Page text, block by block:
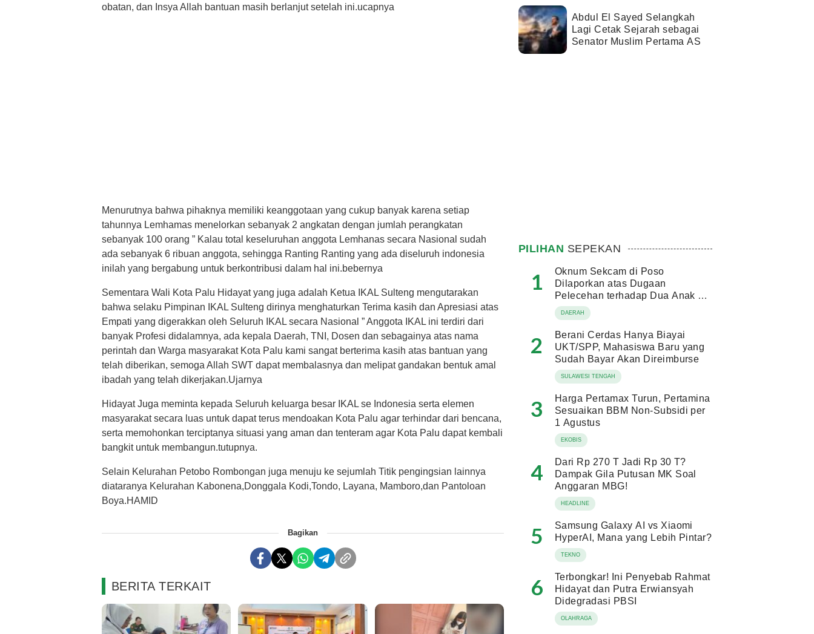
obatan, dan Insya Allah bantuan masih berlanjut setelah ini.ucapnya
Menurutnya bahwa pihaknya memiliki keanggotaan yang cukup banyak karena setiap
tahunnya Lemhamas menelorkan sebanyak 2 angkatan dengan jumlah perangkatan
sebanyak 100 orang ” Kalau total keseluruhan anggota Lemhanas secara Nasional sudah
ada sebanyak 6 ribuan anggota, sehingga Ranting Ranting yang ada diseluruh indonesia
inilah yang bergabung untuk berkontribusi dalam hal ini.bebernya
Sementara Wali Kota Palu Hidayat yang juga adalah Ketua IKAL Sulteng mengutarakan
bahwa selaku Pimpinan IKAL Sulteng dirinya menghaturkan Terima kasih dan Apresiasi atas
Empati yang digerakkan oleh Seluruh IKAL secara Nasional ” Anggota IKAL ini terdiri dari
banyak Profesi didalamnya, ada kepala Daerah, TNI, Dosen dan sebagainya atas nama
perintah dan Warga masyarakat Kota Palu kami sangat berterima kasih atas bantuan yang
telah diberikan, semoga Allah SWT dapat membalasnya dan melipat gandakan bentuk amal
ibadah yang telah dikerjakan.Ujarnya
Hidayat Juga meminta kepada Seluruh keluarga besar IKAL se Indonesia serta elemen
masyarakat secara luas untuk dapat terus mendoakan Kota Palu agar terhindar dari bencana,
serta memohonkan terciptanya situasi yang aman dan tenteram agar Kota Palu dapat kembali
bangkit untuk membangun.tutupnya.
Selain Kelurahan Petobo Rombongan juga menuju ke sejumlah Titik pengingsian lainnya
diataranya Kelurahan Kabonena,Donggala Kodi,Tondo, Layana, Mamboro,dan Pantoloan
Boya.HAMID
Bagikan
BERITA TERKAIT
Abdul El Sayed Selangkah
Lagi Cetak Sejarah sebagai
Senator Muslim Pertama AS
PILIHAN SEPEKAN
1
Oknum Sekcam di Poso
Dilaporkan atas Dugaan
Pelecehan terhadap Dua Anak di
Bawah Umur
DAERAH
2
Berani Cerdas Hanya Biayai
UKT/SPP, Mahasiswa Baru yang
Sudah Bayar Akan Direimburse
SULAWESI TENGAH
3
Harga Pertamax Turun, Pertamina
Sesuaikan BBM Non-Subsidi per
1 Agustus
EKOBIS
4
Dari Rp 270 T Jadi Rp 30 T?
Dampak Gila Putusan MK Soal
Anggaran MBG!
HEADLINE
5
Samsung Galaxy AI vs Xiaomi
HyperAI, Mana yang Lebih Pintar?
TEKNO
6
Terbongkar! Ini Penyebab Rahmat
Hidayat dan Putra Erwiansyah
Didegradasi PBSI
OLAHRAGA